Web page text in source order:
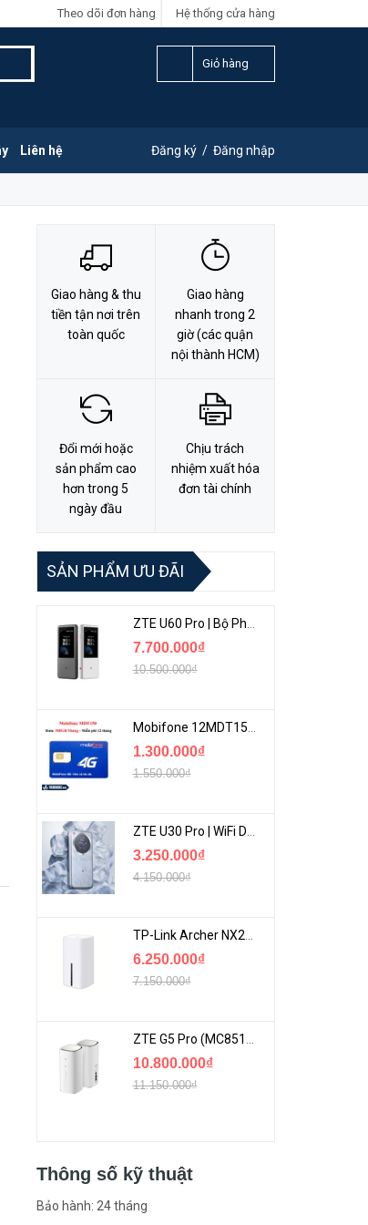
Hệ thống cửa hàng
Theo dõi đơn hàng
Giỏ hàng
Liên hệ Đăng ký / Đăng nhập
LIÊN HỆ ĐẶT HÀNG
Giao hàng & thu
tiền tận nơi trên
toàn quốc
Giao hàng
nhanh trong 2
giờ (các quận
nội thành HCM)
Đổi mới hoặc
sản phẩm cao
hơn trong 5
ngày đầu
Chịu trách
nhiệm xuất hóa
đơn tài chính
SẢN PHẨM ƯU ĐÃI
ZTE U60 Pro | Bộ Phát 5G Cầm Tay Tích Hợp Công Nghệ WiFi 7, Pin 10000mAh
7.700.000₫
10.500.000₫
Mobifone 12MDT150 | Sim Chuyên 4G Mobifone Dung Lượng Cao 500GB/Tháng Gói 1 Năm
1.300.000₫
1.550.000₫
ZTE U30 Pro | WiFi Di Động 5G Tốc Độ Lên Đến 500Mbps, Màn Hình Cảm Ứng
3.250.000₫
4.150.000₫
TP-Link Archer NX200 | Bộ Phát WiFi Dùng Sim 5G Tốc Độ Cao Mới FullBox
6.250.000₫
7.150.000₫
ZTE G5 Pro (MC8512) | Router 5G WiFi7 Be7200 Hỗ Trợ Băng Tần 6Ghz Cực Mạnh
10.800.000₫
11.150.000₫
Thông số kỹ thuật
Bảo hành: 24 tháng